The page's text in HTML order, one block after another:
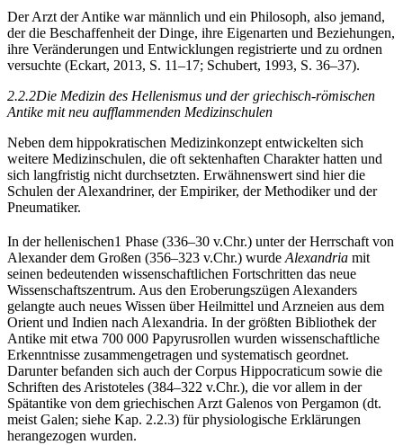
Der Arzt der Antike war männlich und ein Philosoph, also jemand,
der die Beschaffenheit der Dinge, ihre Eigenarten und Beziehungen,
ihre Veränderungen und Entwicklungen registrierte und zu ordnen
versuchte (Eckart, 2013, S. 11–17; Schubert, 1993, S. 36–37).
2.2.2Die Medizin des Hellenismus und der griechisch-römischen
Antike mit neu aufflammenden Medizinschulen
Neben dem hippokratischen Medizinkonzept entwickelten sich
weitere Medizinschulen, die oft sektenhaften Charakter hatten und
sich langfristig nicht durchsetzten. Erwähnenswert sind hier die
Schulen der Alexandriner, der Empiriker, der Methodiker und der
Pneumatiker.
In der hellenischen1 Phase (336–30 v.Chr.) unter der Herrschaft von
Alexander dem Großen (356–323 v.Chr.) wurde Alexandria mit
seinen bedeutenden wissenschaftlichen Fortschritten das neue
Wissenschaftszentrum. Aus den Eroberungszügen Alexanders
gelangte auch neues Wissen über Heilmittel und Arzneien aus dem
Orient und Indien nach Alexandria. In der größten Bibliothek der
Antike mit etwa 700 000 Papyrusrollen wurden wissenschaftliche
Erkenntnisse zusammengetragen und systematisch geordnet.
Darunter befanden sich auch der Corpus Hippocraticum sowie die
Schriften des Aristoteles (384–322 v.Chr.), die vor allem in der
Spätantike von dem griechischen Arzt Galenos von Pergamon (dt.
meist Galen; siehe Kap. 2.2.3) für physiologische Erklärungen
herangezogen wurden.